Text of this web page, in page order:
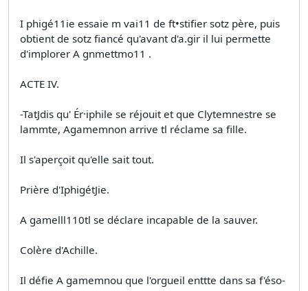
I phigé11ie essaie m vai11 de ft•stifier sotz père, puis
obtient de sotz fiancé qu'avant d'a.gir il lui permette
d'implorer A gnmettmo11 .
ACTE IV.
-TatJdis qu' Ér·iphile se réjouit et que Clytemnestre se
lammte, Agamemnon arrive tl réclame sa fille.
Il s'aperçoit qu'elle sait tout.
Prière d'IphigétJie.
A gamelll110tl se déclare incapable de la sauver.
Colère d'Achille.
Il défie A gamemnou que l'orgueil enttte dans sa f'éso­